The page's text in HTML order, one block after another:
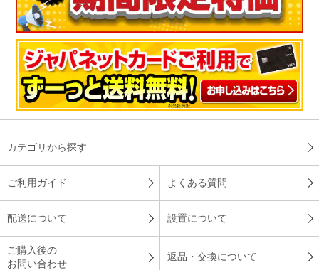
カテゴリから探す
ご利用ガイド よくある質問
配送について 設置について
ご購入後の
お問い合わせ
返品・交換について